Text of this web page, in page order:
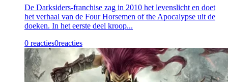
De Darksiders-franchise zag in 2010 het levenslicht en doet
het verhaal van de Four Horsemen of the Apocalypse uit de
doeken. In het eerste deel kroop...
0 reacties0reacties